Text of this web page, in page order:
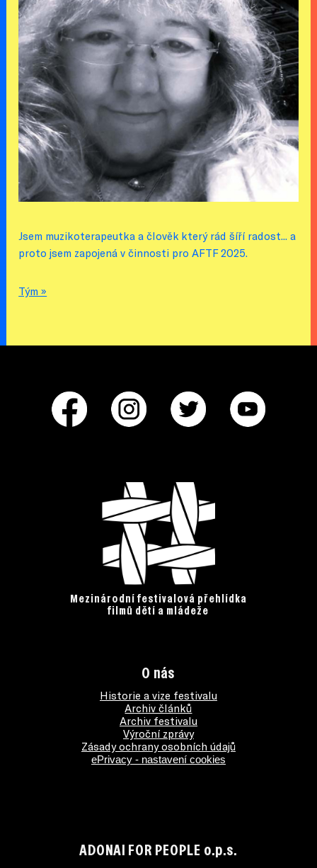
Jsem muzikoterapeutka a člověk který rád šíří radost... a
proto jsem zapojená v činnosti pro AFTF 2025.
Tým »
Mezinárodní festivalová přehlídka
filmů dětí a mládeže
O nás
Historie a vize festivalu
Archiv článků
Archiv festivalu
Výroční zprávy
Zásady ochrany osobních údajů
ePrivacy - nastavení cookies
ADONAI FOR PEOPLE o.p.s.